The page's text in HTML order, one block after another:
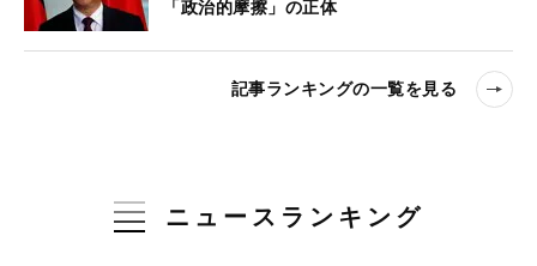
「政治的摩擦」の正体
記事ランキングの一覧を見る
ニュースランキング